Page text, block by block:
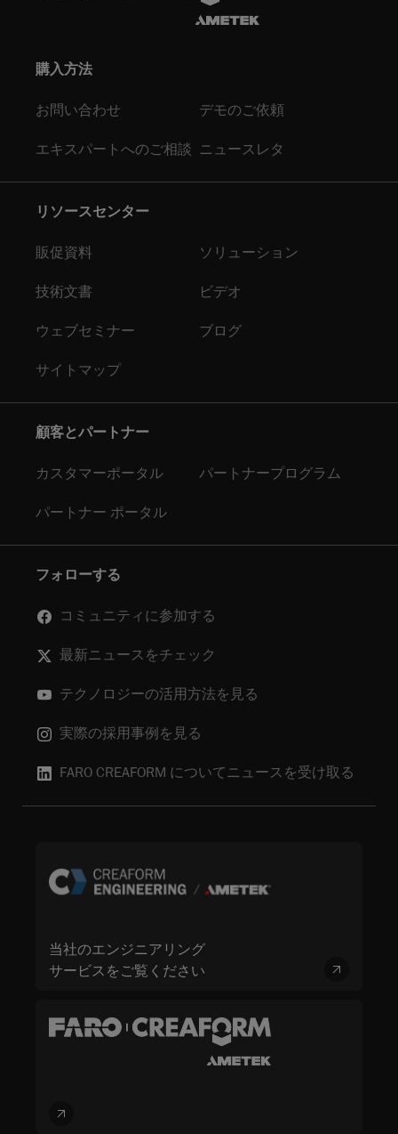
購入方法
お問い合わせ デモのご依頼
エキスパートへのご相談 ニュースレタ
リソースセンター
販促資料 ソリューション
技術文書 ビデオ
ウェブセミナー ブログ
サイトマップ
顧客とパートナー
カスタマーポータル パートナープログラム
パートナー ポータル
フォローする
コミュニティに参加する
最新ニュースをチェック
テクノロジーの活用方法を見る
実際の採用事例を見る
FARO CREAFORM についてニュースを受け取る
当社のエンジニアリング
サービスをご覧ください